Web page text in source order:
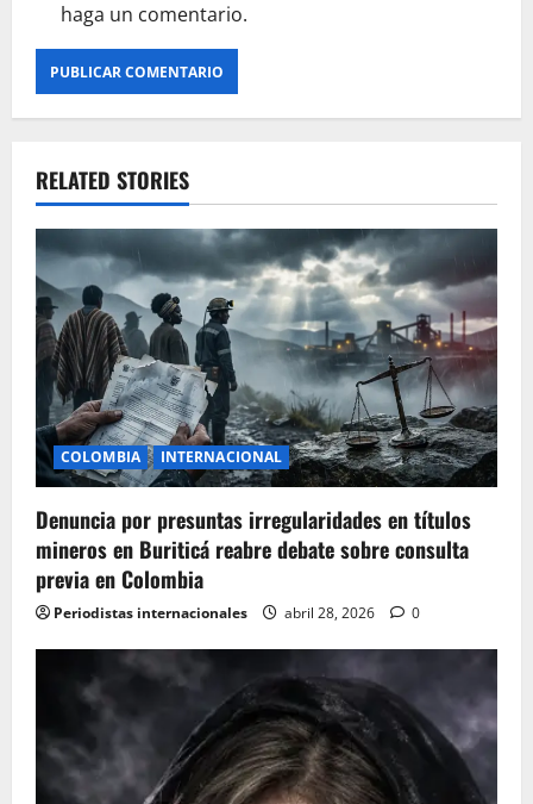
haga un comentario.
RELATED STORIES
COLOMBIA INTERNACIONAL
Denuncia por presuntas irregularidades en títulos
mineros en Buriticá reabre debate sobre consulta
previa en Colombia
Periodistas internacionales abril 28, 2026 0